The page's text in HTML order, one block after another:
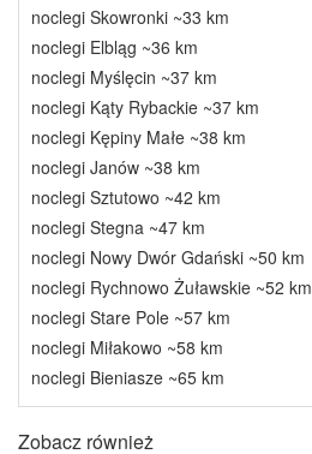
noclegi Skowronki ~33 km
noclegi Elbląg ~36 km
noclegi Myślęcin ~37 km
noclegi Kąty Rybackie ~37 km
noclegi Kępiny Małe ~38 km
noclegi Janów ~38 km
noclegi Sztutowo ~42 km
noclegi Stegna ~47 km
noclegi Nowy Dwór Gdański ~50 km
noclegi Rychnowo Żuławskie ~52 km
noclegi Stare Pole ~57 km
noclegi Miłakowo ~58 km
noclegi Bieniasze ~65 km
Zobacz również